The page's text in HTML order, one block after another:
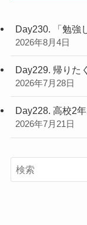
Day230. 「勉強
2026年8月4日
Day229. 帰りた
2026年7月28日
Day228. 高校2
2026年7月21日